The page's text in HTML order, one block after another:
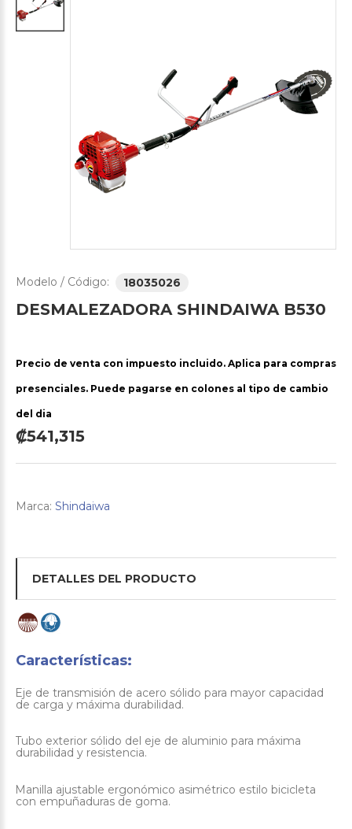
Modelo / Código: 18035026
DESMALEZADORA SHINDAIWA B530
Precio de venta con impuesto incluido. Aplica para compras
presenciales. Puede pagarse en colones al tipo de cambio
del dia
₡541,315
Marca: Shindaiwa
DETALLES DEL PRODUCTO
Características:
Eje de transmisión de acero sólido para mayor capacidad
de carga y máxima durabilidad.
Tubo exterior sólido del eje de aluminio para máxima
durabilidad y resistencia.
Manilla ajustable ergonómico asimétrico estilo bicicleta
con empuñaduras de goma.